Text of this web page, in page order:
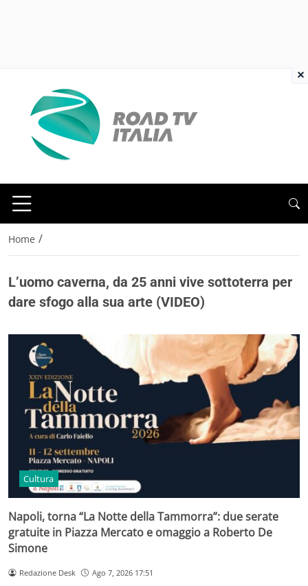
Home /
L’uomo caverna, da 25 anni vive sottoterra per
dare sfogo alla sua arte (VIDEO)
Cultura
Napoli, torna “La Notte della Tammorra”: due serate
gratuite in Piazza Mercato e omaggio a Roberto De
Simone
Redazione Desk Ago 7, 2026 17:51
×